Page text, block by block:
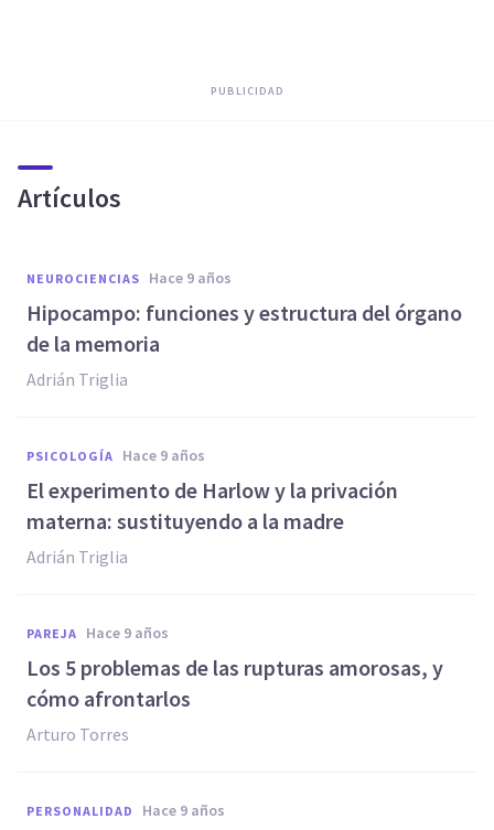
PUBLICIDAD
Artículos
NEUROCIENCIAS hace 9 años
​Hipocampo: funciones y estructura del órgano
de la memoria
Adrián Triglia
PSICOLOGÍA hace 9 años
​El experimento de Harlow y la privación
materna: sustituyendo a la madre
Adrián Triglia
PAREJA hace 9 años
Los 5 problemas de las rupturas amorosas, y
cómo afrontarlos
Arturo Torres
PERSONALIDAD hace 9 años